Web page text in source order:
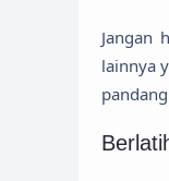
Jangan
lainnya